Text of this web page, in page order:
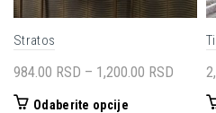
Stratos
984.00 RSD – 1,200.00 RSD Raspon
Odaberite opcijeOvaj